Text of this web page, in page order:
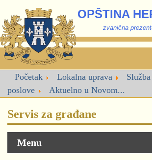
OPŠTINA
zvanična
Početak Lokalna uprava
poslove
Aktuelno u Novom...
Servis za građane
Menu